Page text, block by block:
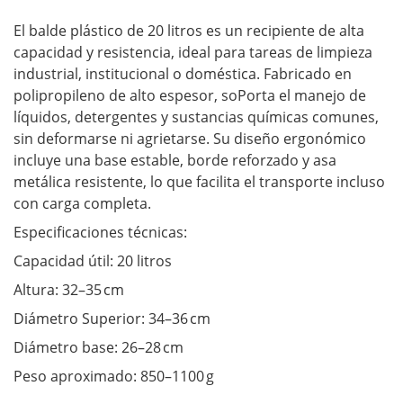
El balde plástico de 20 litros es un recipiente de alta
capacidad y resistencia, ideal para tareas de limpieza
industrial, institucional o doméstica. Fabricado en
polipropileno de alto espesor, soPorta el manejo de
líquidos, detergentes y sustancias químicas comunes,
sin deformarse ni agrietarse. Su diseño ergonómico
incluye una base estable, borde reforzado y asa
metálica resistente, lo que facilita el transporte incluso
con carga completa.
Especificaciones técnicas:
Capacidad útil: 20 litros
Altura: 32–35 cm
Diámetro Superior: 34–36 cm
Diámetro base: 26–28 cm
Peso aproximado: 850–1100 g